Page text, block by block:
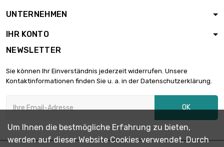
UNTERNEHMEN
IHR KONTO
NEWSLETTER
Sie können Ihr Einverständnis jederzeit widerrufen. Unsere
Kontaktinformationen finden Sie u. a. in der Datenschutzerklärung.
OK
Um Ihnen die bestmögliche Erfahrung zu bieten,
werden auf dieser Website Cookies verwendet. Durch